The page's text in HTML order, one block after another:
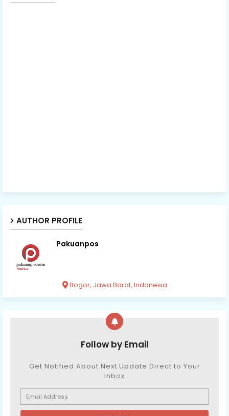
AUTHOR PROFILE
Pakuanpos
Bogor, Jawa Barat, Indonesia
Follow by Email
Get Notified About Next Update Direct to Your
inbox